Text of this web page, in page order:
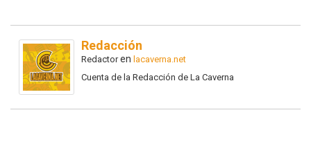
Redacción
Redactoren lacaverna.net
Cuenta de la Redacción de La Caverna